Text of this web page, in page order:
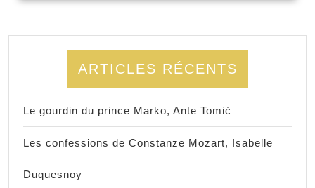
ARTICLES RÉCENTS
Le gourdin du prince Marko, Ante Tomić
Les confessions de Constanze Mozart, Isabelle
Duquesnoy